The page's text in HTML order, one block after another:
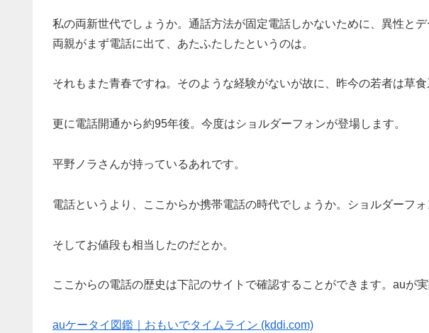
私の両新世代でしょうか。通話方法が固定電話しかないために、異性と
両親がまず電話に出て、あたふたしたというのは。
それもまた青春ですね。そのような経験がないが故に、昨今の若者は草食
更に電話開通から約95年後。今度はショルダーフォンが登場します。
平野ノラさんが持っているあれです。
電話というより、ここからか携帯電話の時代でしょうか。ショルダーフォ
そしてお値段も相当したのだとか。
ここからの電話の歴史は下記のサイトで確認することができます。auが
auケータイ図鑑｜おもいでタイムライン (kddi.com)